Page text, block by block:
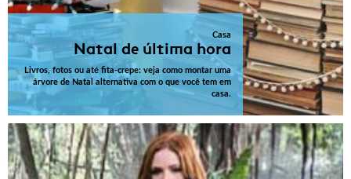
Casa
Natal de última hora
Livros, fotos ou até fita-crepe: veja como montar uma
árvore de Natal alternativa com o que você tem em
casa.